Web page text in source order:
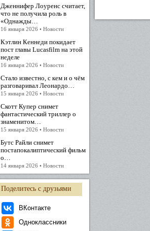
Дженнифер Лоуренс считает,
что не получила роль в
«Однажды…
16 января 2026 • Новости
Кэтлин Кеннеди покидает
пост главы Lucasfilm на этой
неделе
16 января 2026 • Новости
Стало известно, с кем и о чём
разговаривал Леонардо…
15 января 2026 • Новости
Скотт Купер снимет
фантастический триллер о
знаменитом…
15 января 2026 • Новости
Бутс Райли снимет
постапокалиптический фильм
о…
14 января 2026 • Новости
Поделитесь с друзьями
ВКонтакте
Одноклассники